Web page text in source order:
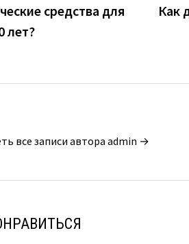
средства для
лет?
Как
все записи автора admin →